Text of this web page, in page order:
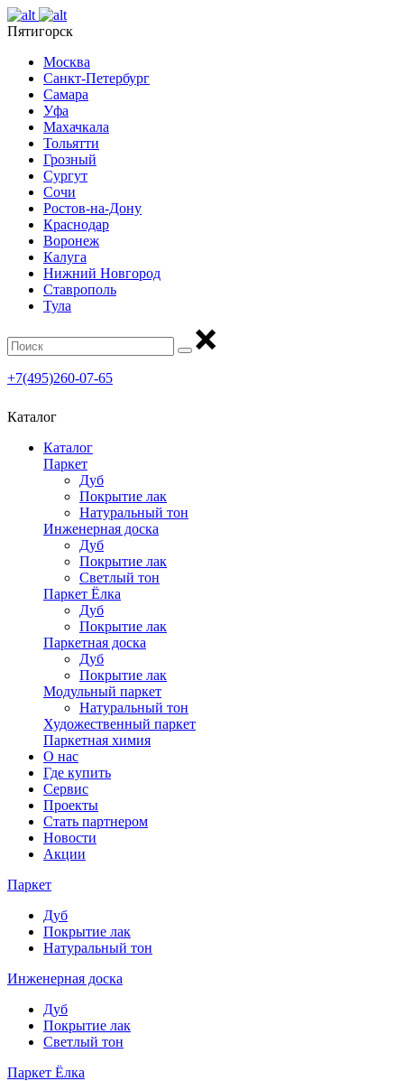
Пятигорск
Москва
Санкт-Петербург
Самара
Уфа
Махачкала
Тольятти
Грозный
Сургут
Сочи
Ростов-на-Дону
Краснодар
Воронеж
Калуга
Нижний Новгород
Ставрополь
Тула
+7(495)260-07-65
Каталог
Каталог
Паркет
Дуб
Покрытие лак
Натуральный тон
Инженерная доска
Дуб
Покрытие лак
Светлый тон
Паркет Ёлка
Дуб
Покрытие лак
Паркетная доска
Дуб
Покрытие лак
Модульный паркет
Натуральный тон
Художественный паркет
Паркетная химия
О нас
Где купить
Сервис
Проекты
Стать партнером
Новости
Акции
Паркет
Дуб
Покрытие лак
Натуральный тон
Инженерная доска
Дуб
Покрытие лак
Светлый тон
Паркет Ёлка